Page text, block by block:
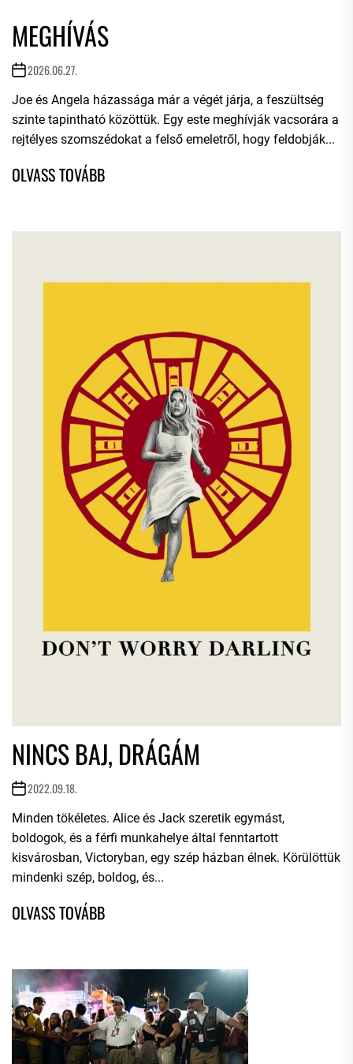
MEGHÍVÁS
2026.06.27.
Joe és Angela házassága már a végét járja, a feszültség
szinte tapintható közöttük. Egy este meghívják vacsorára a
rejtélyes szomszédokat a felső emeletről, hogy feldobják...
NINCS BAJ, DRÁGÁM
2022.09.18.
Minden tökéletes. Alice és Jack szeretik egymást,
boldogok, és a férfi munkahelye által fenntartott
kisvárosban, Victoryban, egy szép házban élnek. Körülöttük
mindenki szép, boldog, és...